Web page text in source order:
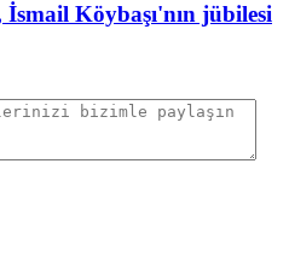
Köybaşı'nın jübilesi